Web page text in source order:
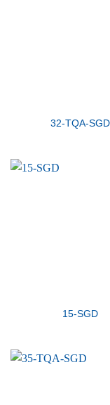
32-TQA-SGD
15-SGD